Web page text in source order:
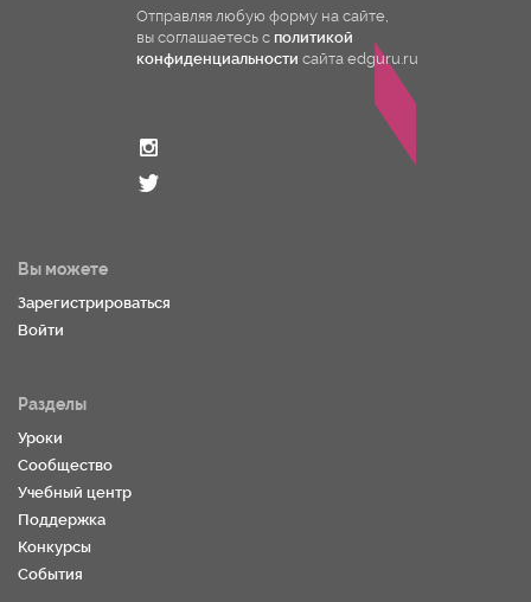
Отправляя любую форму на сайте,
вы соглашаетесь с политикой
конфиденциальности сайта edguru.ru
Вы можете
Зарегистрироваться
Войти
Разделы
Уроки
Сообщество
Учебный центр
Поддержка
Конкурсы
События